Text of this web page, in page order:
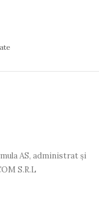
AS, administrat și
S.R.L